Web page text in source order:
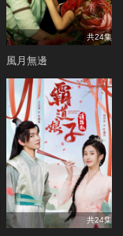
共24集
風月無邊
共24集